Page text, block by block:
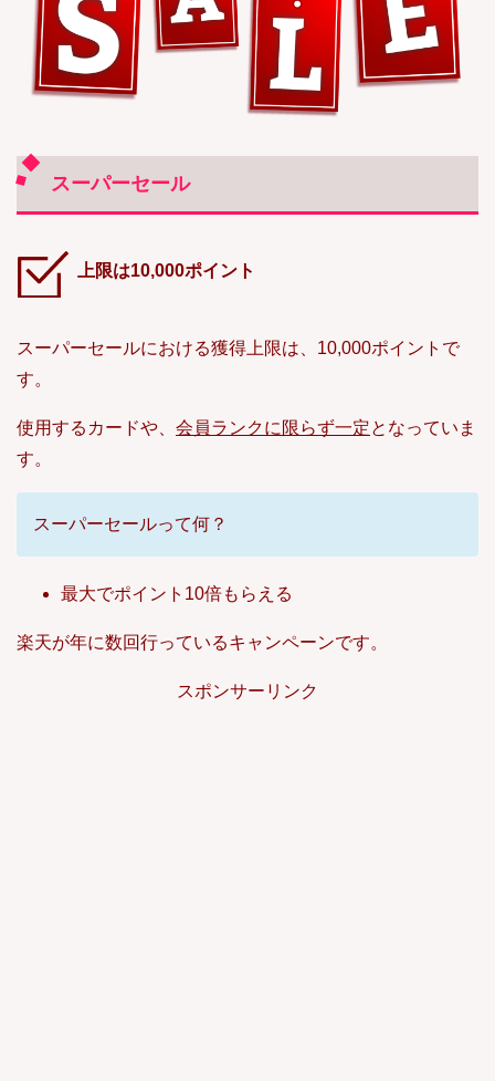
スーパーセール
上限は10,000ポイント
スーパーセールにおける獲得上限は、10,000ポイントで
す。
使用するカードや、 会員ランクに限らず一定となっていま
す。
スーパーセールって何？
最大でポイント10倍もらえる
楽天が年に数回行っているキャンペーンです。
スポンサーリンク